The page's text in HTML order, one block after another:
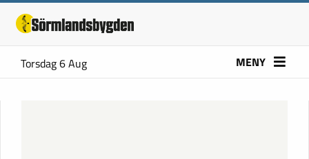
Torsdag 6 Aug MENY